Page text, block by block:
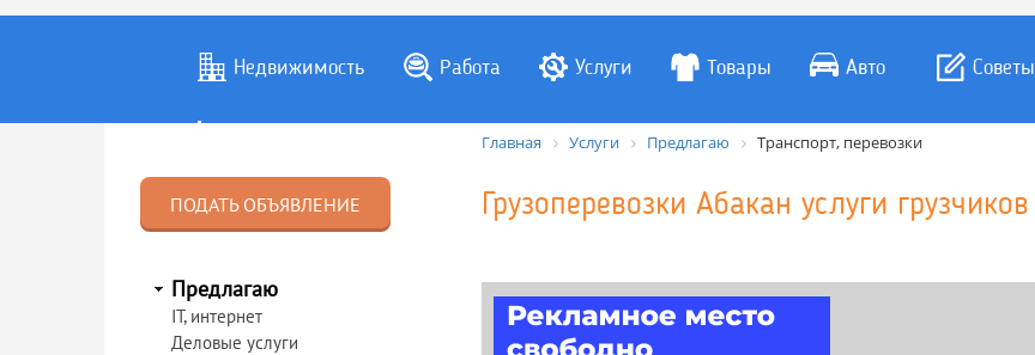
Недвижимость Работа Услуги Товары Авто Советы
ПОДАТЬ ОБЪЯВЛЕНИЕ
Предлагаю
IT, интернет
Деловые услуги
Главная Услуги Предлагаю Транспорт, перевозки
Грузоперевозки Абакан услуги грузчиков